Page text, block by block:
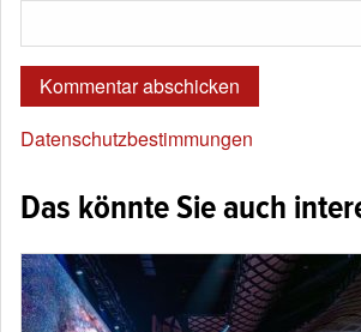
Datenschutzbestimmungen
Das könnte Sie auch